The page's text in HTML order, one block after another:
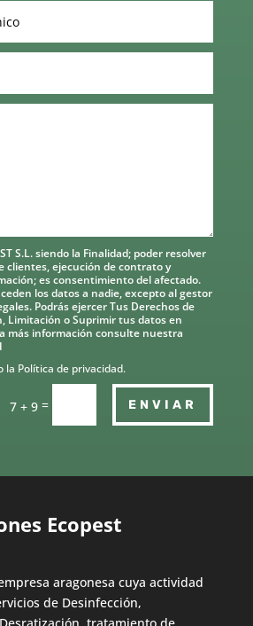
S.L. siendo la Finalidad; poder resolver
clientes, ejecución de contrato y
es consentimiento del afectado.
los datos a nadie, excepto al gestor
Podrás ejercer Tus Derechos de
Limitación o Suprimir tus datos en
más información consulte nuestra
la Política de privacidad.
7 + 9 = ENVIAR
Ecopest
aragonesa cuya actividad
de Desinfección,